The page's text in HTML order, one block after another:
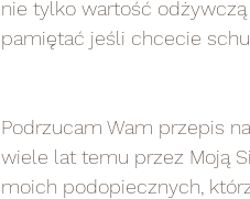
nie tylko wartość
pamiętać jeśli chcecie
Podrzucam Wam przepis
wiele lat temu przez Moją
moich podopiecznych,